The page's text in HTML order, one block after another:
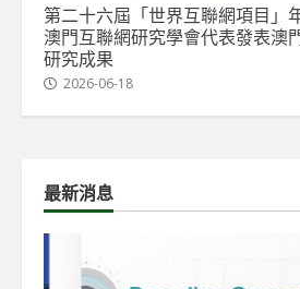
第二十六屆「世界互聯網項目」
澳門互聯網研究學會代表發表澳
研究成果
2026-06-18
最新消息